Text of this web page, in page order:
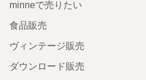
minneで売りたい
食品販売
ヴィンテージ販売
ダウンロード販売